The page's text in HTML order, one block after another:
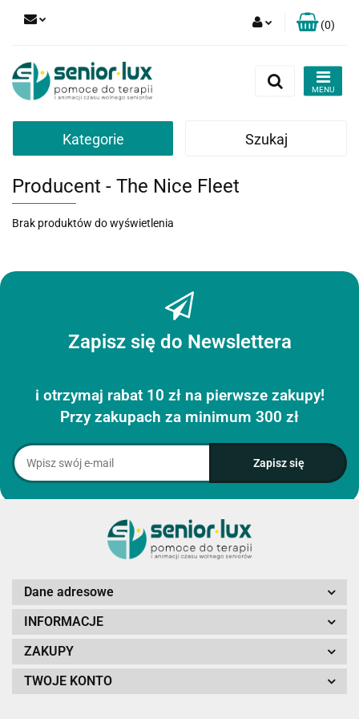
Zarejestruj się
Zgody cookies
(0)
Kategorie Szukaj
Producent - The Nice Fleet
Brak produktów do wyświetlenia
Zapisz się do Newslettera
i otrzymaj rabat 10 zł na pierwsze zakupy!
Przy zakupach za minimum 300 zł
Dane adresowe
INFORMACJE
ZAKUPY
TWOJE KONTO